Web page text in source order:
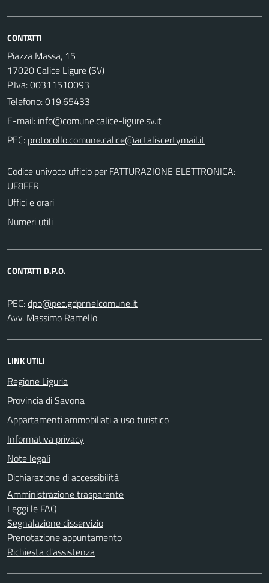
CONTATTI
Piazza Massa, 15
17020 Calice Ligure (SV)
P.Iva: 00311510093
Telefono:019.65433
E-mail:
PEC:
Codice univoco ufficio per FATTURAZIONE ELETTRONICA:
UF8FFR
Uffici e orari
Numeri utili
CONTATTI D.P.O.
PEC:
Avv. Massimo Ramello
LINK UTILI
Regione Liguria
Provincia di Savona
Appartamenti ammobiliati a uso turistico
Informativa privacy
Note legali
Dichiarazione di accessibilità
Amministrazione trasparente
Leggi le FAQ
Segnalazione disservizio
Prenotazione appuntamento
Richiesta d'assistenza